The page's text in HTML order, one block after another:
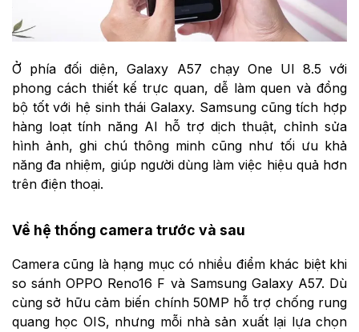
Ở phía đối diện, Galaxy A57 chạy One UI 8.5 với
phong cách thiết kế trực quan, dễ làm quen và đồng
bộ tốt với hệ sinh thái Galaxy. Samsung cũng tích hợp
hàng loạt tính năng AI hỗ trợ dịch thuật, chỉnh sửa
hình ảnh, ghi chú thông minh cũng như tối ưu khả
năng đa nhiệm, giúp người dùng làm việc hiệu quả hơn
trên điện thoại.
Về hệ thống camera trước và sau
Camera cũng là hạng mục có nhiều điểm khác biệt khi
so sánh OPPO Reno16 F và Samsung Galaxy A57. Dù
cùng sở hữu cảm biến chính 50MP hỗ trợ chống rung
quang học OIS, nhưng mỗi nhà sản xuất lại lựa chọn